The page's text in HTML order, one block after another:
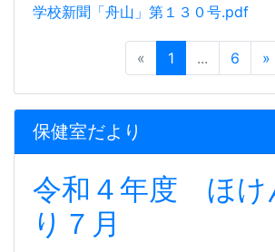
学校新聞「舟山」第１３０号.pdf
« 1 ... 6 »
保健室だより
令和４年度 ほけ
り７月